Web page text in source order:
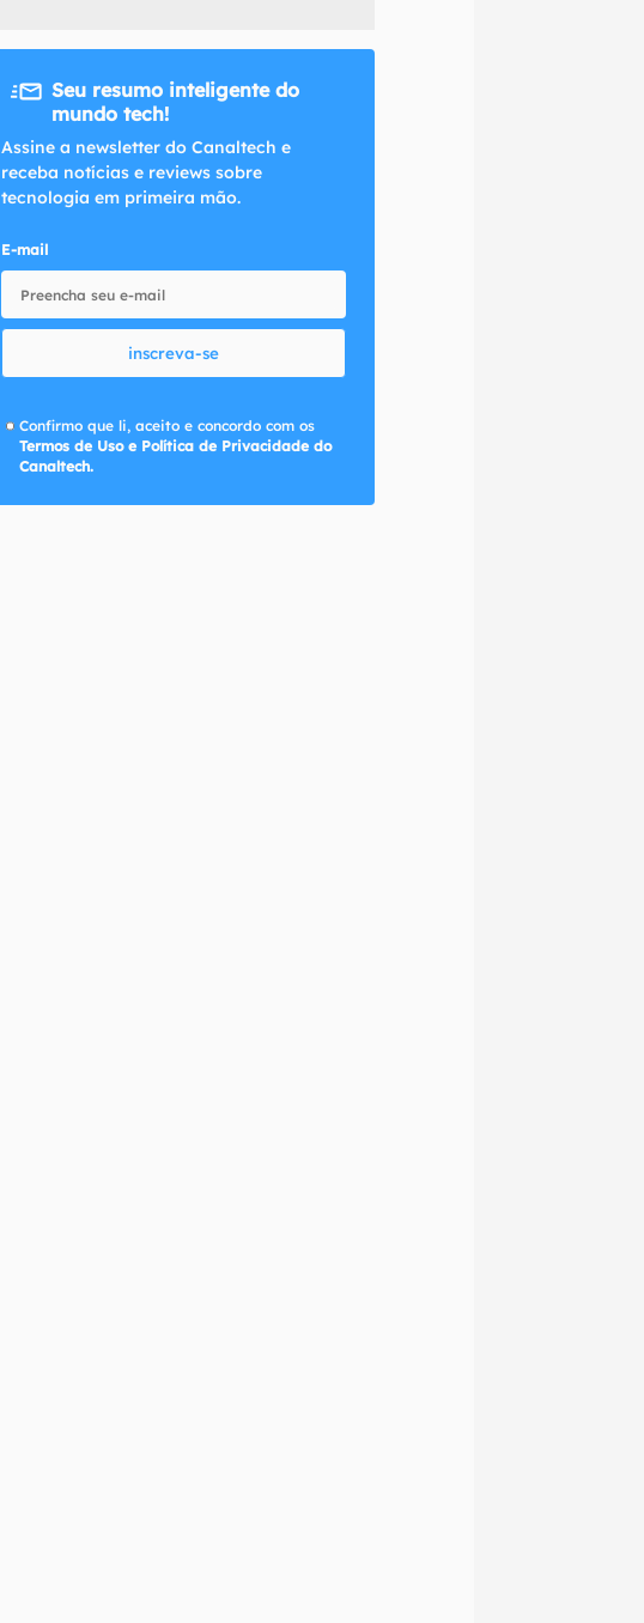
Seu resumo inteligente do
mundo tech!
Assine a newsletter do Canaltech e
receba notícias e reviews sobre
tecnologia em primeira mão.
E-mail
inscreva-se
Confirmo que li, aceito e concordo com os
Termos de Uso e Política de Privacidade do
Canaltech.